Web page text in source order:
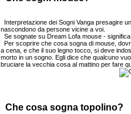
Interpretazione dei Sogni Vanga presagire
nascondono da persone vicine a voi.
Se sognate su Dream Lofa mouse -
Per scoprire che cosa sogna di mouse,
a cena, e che il suo legno tocco, si deve
morto in un sogno. Egli dice che qualcuno
bruciare la vecchia cosa al mattino per fare
Che cosa sogna topolino?